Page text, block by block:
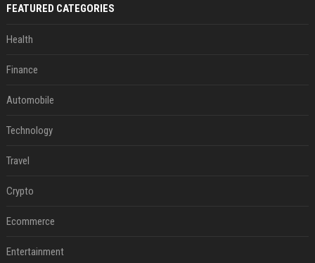
FEATURED CATEGORIES
Health
Finance
Automobile
Technology
Travel
Crypto
Ecommerce
Entertainment